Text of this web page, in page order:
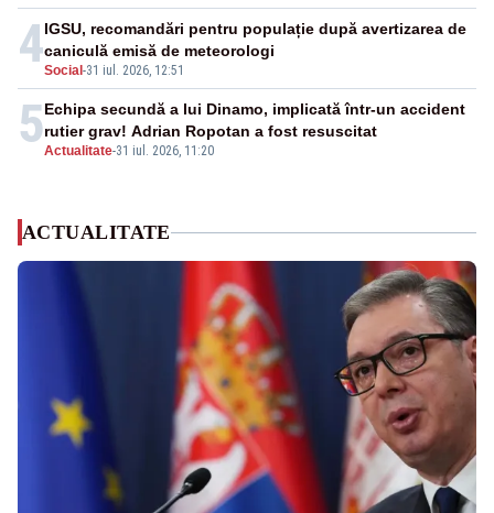
4Social -31 iul. 2026, 12:51
IGSU, recomandări pentru populație după avertizarea de
caniculă emisă de meteorologi
5Actualitate-31 iul. 2026, 11:20
Echipa secundă a lui Dinamo, implicată într-un accident
rutier grav! Adrian Ropotan a fost resuscitat
ACTUALITATE